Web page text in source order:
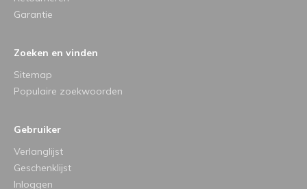
Garantie
Zoeken en vinden
Sitemap
Populaire zoekwoorden
Gebruiker
Verlanglijst
Geschenklijst
Inloggen